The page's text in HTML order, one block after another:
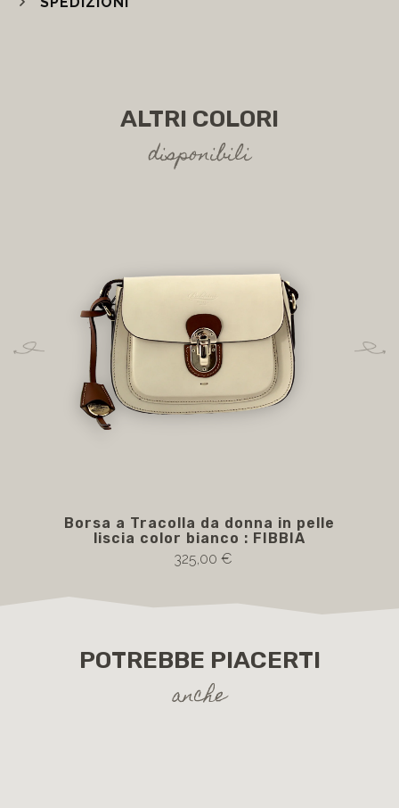
ALTRI COLORI
disponibili
Borsa a Tracolla da donna in pelle
liscia color bianco : FIBBIA
325,00 €
POTREBBE PIACERTI
anche